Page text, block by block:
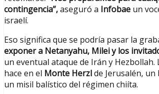
contingencia”,aseguró a Infobae un
israelí.
Eso significa que se podría pasar la
exponer a Netanyahu, Milei y los
un eventual ataque de Irán y Hezbollah.
hace en el Monte Herzlde Jerusalén,
un misil balístico del régimen chiíta.